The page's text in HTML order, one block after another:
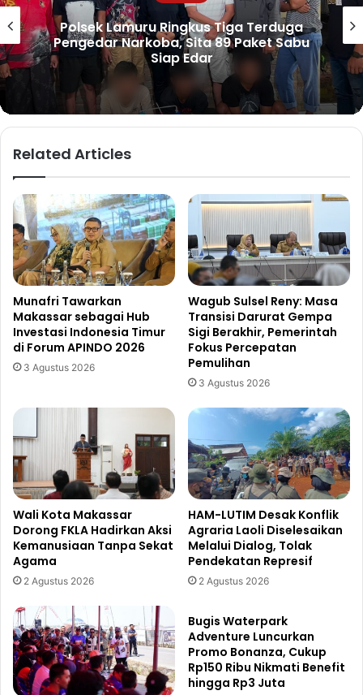
Pendampingan Kalla Institute Bantu IRT
Sambusa Pangkep Tingkatkan Produksi
dan Pemasaran Digital
Related Articles
Munafri Tawarkan
Makassar sebagai Hub
Investasi Indonesia Timur
di Forum APINDO 2026
3 Agustus 2026
Wagub Sulsel Reny: Masa
Transisi Darurat Gempa
Sigi Berakhir, Pemerintah
Fokus Percepatan
Pemulihan
3 Agustus 2026
Wali Kota Makassar
Dorong FKLA Hadirkan Aksi
Kemanusiaan Tanpa Sekat
Agama
2 Agustus 2026
HAM-LUTIM Desak Konflik
Agraria Laoli Diselesaikan
Melalui Dialog, Tolak
Pendekatan Represif
2 Agustus 2026
Bugis Waterpark
Adventure Luncurkan
Promo Bonanza, Cukup
Rp150 Ribu Nikmati Benefit
hingga Rp3 Juta